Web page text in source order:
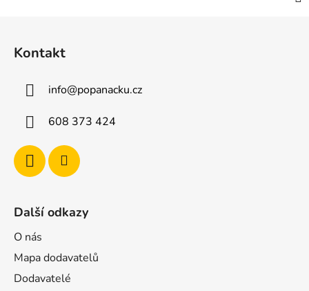
Kontakt
info@popanacku.cz
608 373 424
Další odkazy
O nás
Mapa dodavatelů
Dodavatelé